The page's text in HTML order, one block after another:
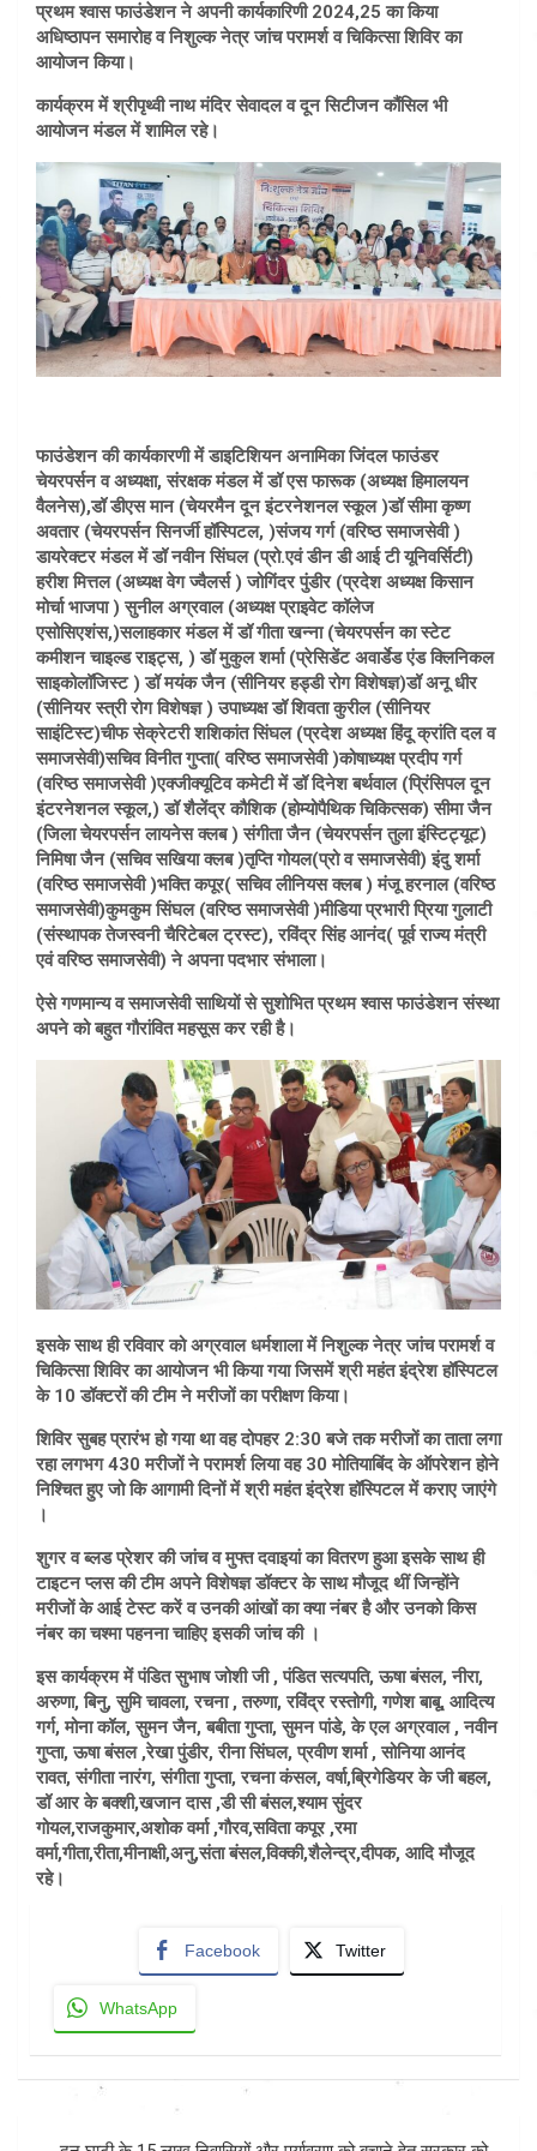
प्रथम श्वास फाउंडेशन ने अपनी कार्यकारिणी 2024,25 का किया
अधिष्ठापन समारोह व निशुल्क नेत्र जांच परामर्श व चिकित्सा शिविर का
आयोजन किया।
कार्यक्रम में श्रीपृथ्वी नाथ मंदिर सेवादल व दून सिटीजन कौंसिल भी
आयोजन मंडल में शामिल रहे।
फाउंडेशन की कार्यकारणी में डाइटिशियन अनामिका जिंदल फाउंडर
चेयरपर्सन व अध्यक्षा, संरक्षक मंडल में डॉ एस फारूक (अध्यक्ष हिमालयन
वैलनेस),डॉ डीएस मान (चेयरमैन दून इंटरनेशनल स्कूल )डॉ सीमा कृष्ण
अवतार (चेयरपर्सन सिनर्जी हॉस्पिटल, )संजय गर्ग (वरिष्ठ समाजसेवी )
डायरेक्टर मंडल में डॉ नवीन सिंघल (प्रो.एवं डीन डी आई टी यूनिवर्सिटी)
हरीश मित्तल (अध्यक्ष वेग ज्वैलर्स ) जोगिंदर पुंडीर (प्रदेश अध्यक्ष किसान
मोर्चा भाजपा ) सुनील अग्रवाल (अध्यक्ष प्राइवेट कॉलेज
एसोसिएशंस,)सलाहकार मंडल में डॉ गीता खन्ना (चेयरपर्सन का स्टेट
कमीशन चाइल्ड राइट्स, ) डॉ मुकुल शर्मा (प्रेसिडेंट अवार्डेड एंड क्लिनिकल
साइकोलॉजिस्ट ) डॉ मयंक जैन (सीनियर हड्डी रोग विशेषज्ञ)डॉ अनू धीर
(सीनियर स्त्री रोग विशेषज्ञ ) उपाध्यक्ष डॉ शिवता कुरील (सीनियर
साइंटिस्ट)चीफ सेक्रेटरी शशिकांत सिंघल (प्रदेश अध्यक्ष हिंदू क्रांति दल व
समाजसेवी)सचिव विनीत गुप्ता( वरिष्ठ समाजसेवी )कोषाध्यक्ष प्रदीप गर्ग
(वरिष्ठ समाजसेवी )एक्जीक्यूटिव कमेटी में डॉ दिनेश बर्थवाल (प्रिंसिपल दून
इंटरनेशनल स्कूल,) डॉ शैलेंद्र कौशिक (होम्योपैथिक चिकित्सक) सीमा जैन
(जिला चेयरपर्सन लायनेस क्लब ) संगीता जैन (चेयरपर्सन तुला इंस्टिट्यूट)
निमिषा जैन (सचिव सखिया क्लब )तृप्ति गोयल(प्रो व समाजसेवी) इंदु शर्मा
(वरिष्ठ समाजसेवी )भक्ति कपूर( सचिव लीनियस क्लब ) मंजू हरनाल (वरिष्ठ
समाजसेवी)कुमकुम सिंघल (वरिष्ठ समाजसेवी )मीडिया प्रभारी प्रिया गुलाटी
(संस्थापक तेजस्वनी चैरिटेबल ट्रस्ट), रविंद्र सिंह आनंद( पूर्व राज्य मंत्री
एवं वरिष्ठ समाजसेवी) ने अपना पदभार संभाला।
ऐसे गणमान्य व समाजसेवी साथियों से सुशोभित प्रथम श्वास फाउंडेशन संस्था
अपने को बहुत गौरांवित महसूस कर रही है।
इसके साथ ही रविवार को अग्रवाल धर्मशाला में निशुल्क नेत्र जांच परामर्श व
चिकित्सा शिविर का आयोजन भी किया गया जिसमें श्री महंत इंद्रेश हॉस्पिटल
के 10 डॉक्टरों की टीम ने मरीजों का परीक्षण किया।
शिविर सुबह प्रारंभ हो गया था वह दोपहर 2:30 बजे तक मरीजों का ताता लगा
रहा लगभग 430 मरीजों ने परामर्श लिया वह 30 मोतियाबिंद के ऑपरेशन होने
निश्चित हुए जो कि आगामी दिनों में श्री महंत इंद्रेश हॉस्पिटल में कराए जाएंगे
।
शुगर व ब्लड प्रेशर की जांच व मुफ्त दवाइयां का वितरण हुआ इसके साथ ही
टाइटन प्लस की टीम अपने विशेषज्ञ डॉक्टर के साथ मौजूद थीं जिन्होंने
मरीजों के आई टेस्ट करें व उनकी आंखों का क्या नंबर है और उनको किस
नंबर का चश्मा पहनना चाहिए इसकी जांच की ।
इस कार्यक्रम में पंडित सुभाष जोशी जी , पंडित सत्यपति, ऊषा बंसल, नीरा,
अरुणा, बिनु, सुमि चावला, रचना , तरुणा, रविंद्र रस्तोगी, गणेश बाबू, आदित्य
गर्ग, मोना कॉल, सुमन जैन, बबीता गुप्ता, सुमन पांडे, के एल अग्रवाल , नवीन
गुप्ता, ऊषा बंसल ,रेखा पुंडीर, रीना सिंघल, प्रवीण शर्मा , सोनिया आनंद
रावत, संगीता नारंग, संगीता गुप्ता, रचना कंसल, वर्षा,ब्रिगेडियर के जी बहल,
डॉ आर के बक्शी,खजान दास ,डी सी बंसल,श्याम सुंदर
गोयल,राजकुमार,अशोक वर्मा ,गौरव,सविता कपूर ,रमा
वर्मा,गीता,रीता,मीनाक्षी,अनु,संता बंसल,विक्की,शैलेन्द्र,दीपक, आदि मौजूद
रहे।
Facebook Twitter
WhatsApp